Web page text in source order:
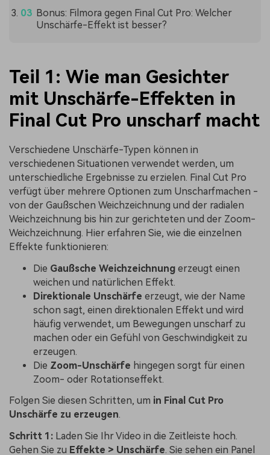
Bonus: Filmora gegen Final Cut Pro: Welcher
Unschärfe-Effekt ist besser?
Teil 1: Wie man Gesichter
mit Unschärfe-Effekten in
Final Cut Pro unscharf macht
Verschiedene Unschärfe-Typen können in
verschiedenen Situationen verwendet werden, um
unterschiedliche Ergebnisse zu erzielen. Final Cut Pro
verfügt über mehrere Optionen zum Unscharfmachen -
von der Gaußschen Weichzeichnung und der radialen
Weichzeichnung bis hin zur gerichteten und der Zoom-
Weichzeichnung. Hier erfahren Sie, wie die einzelnen
Effekte funktionieren:
Die Gaußsche Weichzeichnung erzeugt einen
weichen und natürlichen Effekt.
Direktionale Unschärfe erzeugt, wie der Name
schon sagt, einen direktionalen Effekt und wird
häufig verwendet, um Bewegungen unscharf zu
machen oder ein Gefühl von Geschwindigkeit zu
erzeugen.
Die Zoom-Unschärfe hingegen sorgt für einen
Zoom- oder Rotationseffekt.
Folgen Sie diesen Schritten, um in Final Cut Pro
Unschärfe zu erzeugen.
Schritt 1: Laden Sie Ihr Video in die Zeitleiste hoch.
Gehen Sie zu Effekte > Unschärfe. Sie sehen ein Panel